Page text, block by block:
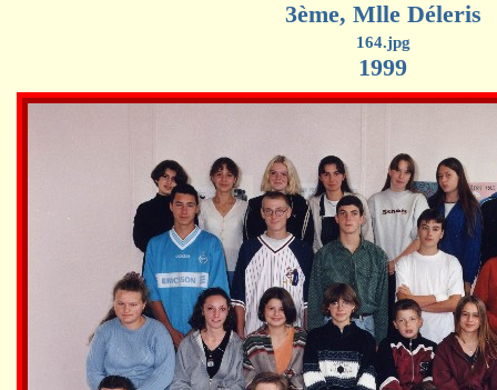
3ème, Mlle Déleris
164.jpg
1999